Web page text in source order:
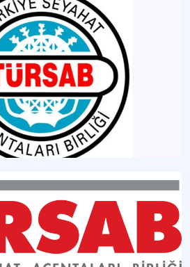
kez bir yasa kapsamında kurulan örgüt.
(22747 sayılı)
ve esasları düzenlemek amacıyla 1975
(26664 Sayılı)
Sayılı Seyahat Acentaları ve Seyahat